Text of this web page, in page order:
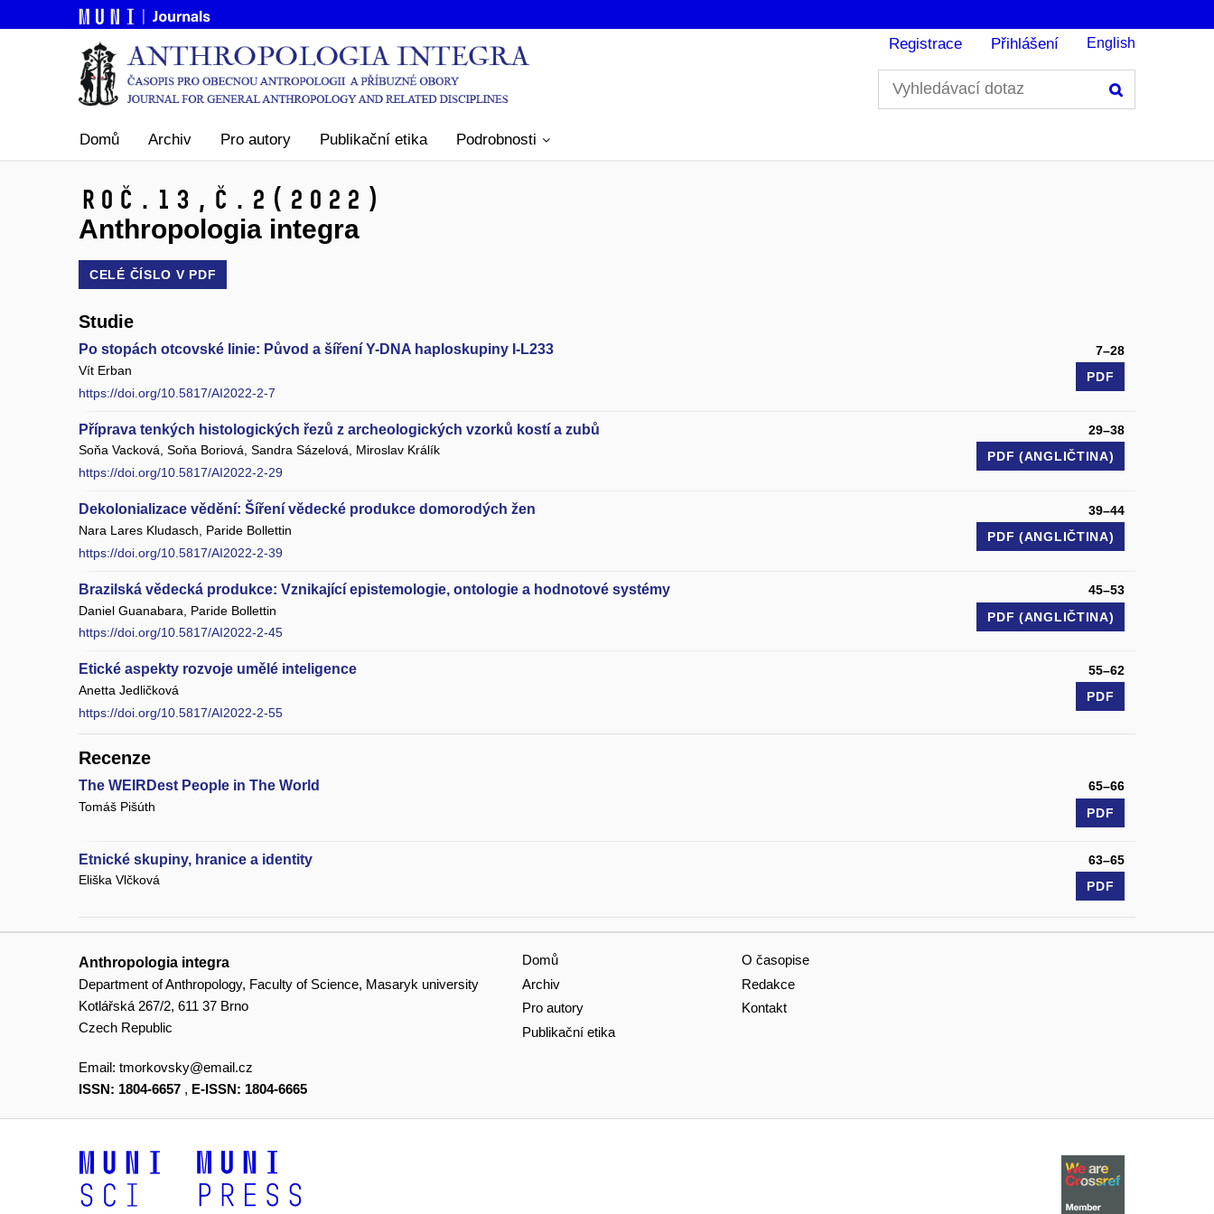
Registrace Přihlášení English
Domů Archiv Pro autory Publikační etika Podrobnosti
Roč.13, č.2 (2022)
Anthropologia integra
CELÉ ČÍSLO V PDF
Studie
Po stopách otcovské linie: Původ a šíření Y-DNA haploskupiny I-L233
7–28
Vít Erban
https://doi.org/10.5817/AI2022-2-7
PDF
Příprava tenkých histologických řezů z archeologických vzorků kostí a zubů
29–38
Soňa Vacková, Soňa Boriová, Sandra Sázelová, Miroslav Králík
https://doi.org/10.5817/AI2022-2-29
PDF (ANGLIČTINA)
Dekolonializace vědění: Šíření vědecké produkce domorodých žen
39–44
Nara Lares Kludasch, Paride Bollettin
https://doi.org/10.5817/AI2022-2-39
PDF (ANGLIČTINA)
Brazilská vědecká produkce: Vznikající epistemologie, ontologie a hodnotové systémy
45–53
Daniel Guanabara, Paride Bollettin
https://doi.org/10.5817/AI2022-2-45
PDF (ANGLIČTINA)
Etické aspekty rozvoje umělé inteligence
55–62
Anetta Jedličková
https://doi.org/10.5817/AI2022-2-55
PDF
Recenze
The WEIRDest People in The World
65–66
Tomáš Pišúth
PDF
Etnické skupiny, hranice a identity
63–65
Eliška Vlčková
PDF
Anthropologia integra
Department of Anthropology, Faculty of Science, Masaryk university
Kotlářská 267/2, 611 37 Brno
Czech Republic
Email: tmorkovsky@email.cz
ISSN: 1804-6657 , E-ISSN: 1804-6665
Domů
Archiv
Pro autory
Publikační etika
O časopise
Redakce
Kontakt